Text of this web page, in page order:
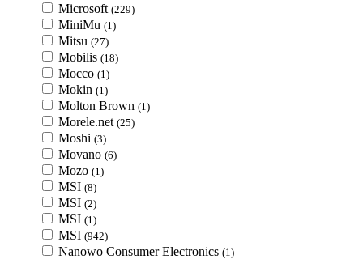
Microsoft (229)
MiniMu (1)
Mitsu (27)
Mobilis (18)
Mocco (1)
Mokin (1)
Molton Brown (1)
Morele.net (25)
Moshi (3)
Movano (6)
Mozo (1)
MSI (8)
MSI (2)
MSI (1)
MSI (942)
Nanowo Consumer Electronics (1)